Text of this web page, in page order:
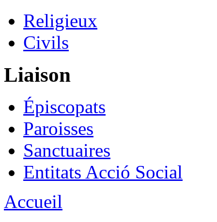
Religieux
Civils
Liaison
Épiscopats
Paroisses
Sanctuaires
Entitats Acció Social
Accueil